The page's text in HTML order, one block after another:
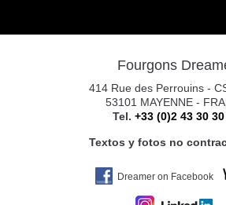
Fourgons
414 Rue des Perrouins -
53101 MAYENNE -
Tel. +33 (0)2 43 30
Textos y fotos no
Dreamer on Facebook